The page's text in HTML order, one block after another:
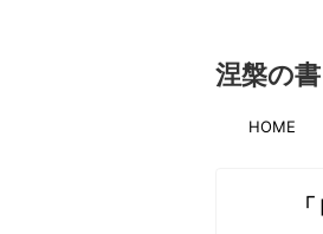
涅槃の書
HOME